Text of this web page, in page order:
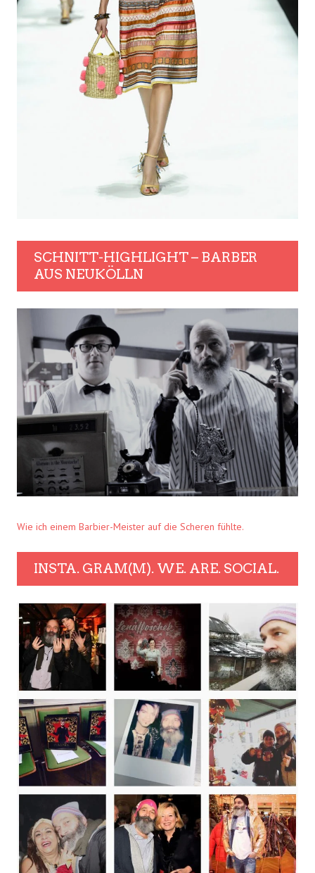
SCHNITT-HIGHLIGHT – BARBER
AUS NEUKÖLLN
Wie ich einem Barbier-Meister auf die Scheren fühlte.
INSTA. GRAM(M). WE. ARE. SOCIAL.